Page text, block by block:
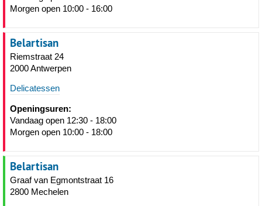
Morgen open 10:00 - 16:00
Belartisan
Riemstraat 24
2000 Antwerpen
Delicatessen
Openingsuren:
Vandaag open 12:30 - 18:00
Morgen open 10:00 - 18:00
Belartisan
Graaf van Egmontstraat 16
2800 Mechelen